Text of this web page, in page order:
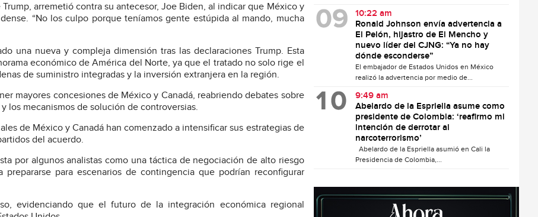
arremetió contra su antecesor, Joe Biden, al indicar que México y
“No los culpo porque teníamos gente estúpida al mando, mucha
una nueva y compleja dimensión tras las declaraciones Trump. Esta
económico de América del Norte, ya que el tratado no solo rige el
de suministro integradas y la inversión extranjera en la región.
mayores concesiones de México y Canadá, reabriendo debates sobre
los mecanismos de solución de controversias.
de México y Canadá han comenzado a intensificar sus estrategias de
del acuerdo.
por algunos analistas como una táctica de negociación de alto riesgo
para escenarios de contingencia que podrían reconfigurar
evidenciando que el futuro de la integración económica regional
10:22 am
Ronald Johnson envía advertencia a
El Pelón, hijastro de El Mencho y
nuevo líder del CJNG: “Ya no hay
dónde esconderse”
El embajador de Estados Unidos en México
realizó la advertencia por medio de...
9:49 am
Abelardo de la Espriella asume como
presidente de Colombia: ‘reafirmo mi
intención de derrotar al
narcoterrorismo’
Abelardo de la Espriella asumió en Cali la
Presidencia de Colombia,...